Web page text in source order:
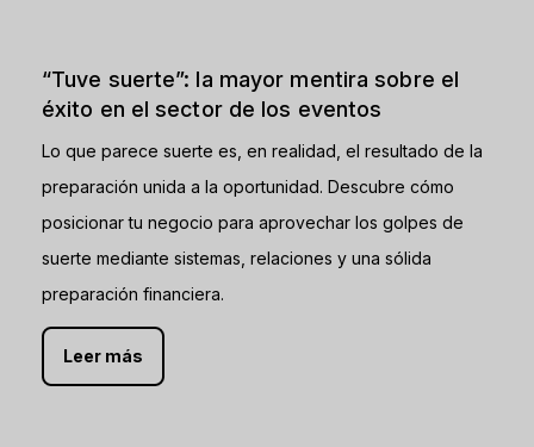
“Tuve suerte”: la mayor mentira sobre el
éxito en el sector de los eventos
Lo que parece suerte es, en realidad, el resultado de la
preparación unida a la oportunidad. Descubre cómo
posicionar tu negocio para aprovechar los golpes de
suerte mediante sistemas, relaciones y una sólida
preparación financiera.
Leer más